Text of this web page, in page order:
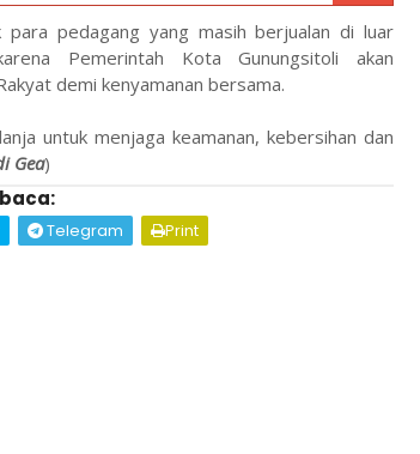
para pedagang yang masih berjualan di luar
Pemerintah Kota Gunungsitoli akan
demi kenyamanan bersama.
untuk menjaga keamanan, kebersihan dan
Gea)
Telegram Print